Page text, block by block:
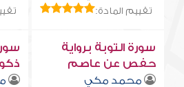
تقييم المادة:
سورة التوبة برواية
حفص عن عاصم
محمد مكي